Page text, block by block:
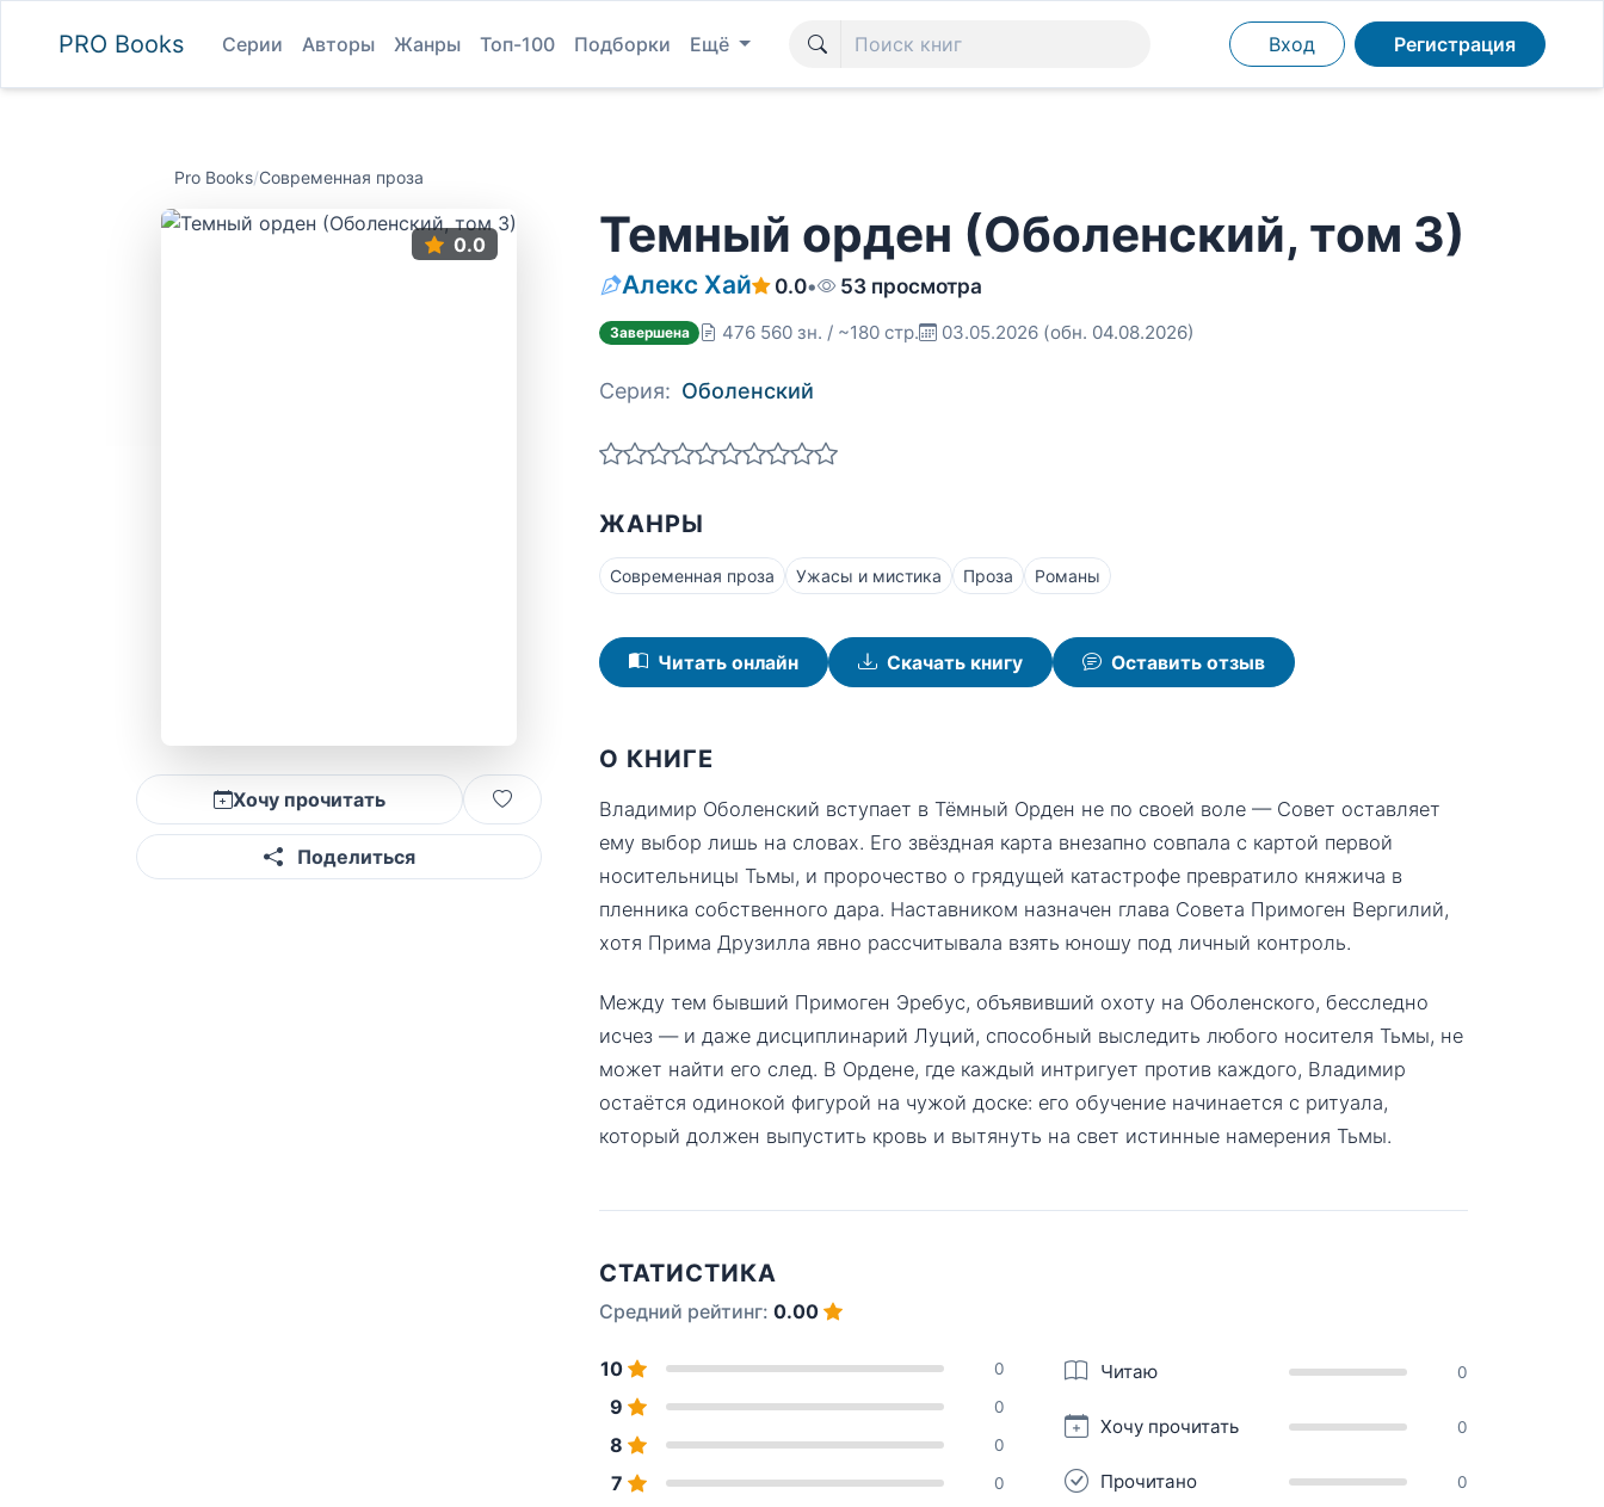
PRO Books Серии Авторы Жанры Топ-100 Подборки Ещё Вход Регистрация
Pro Books/Современная проза
0.0
Хочу прочитать
Поделиться
Темный орден (Оболенский, том 3)
Алекс Хай 0.0• 53 просмотра
Завершена 476 560 зн. / ~180 стр. 03.05.2026 (обн. 04.08.2026)
Серия: Оболенский
ЖАНРЫ
Современная проза Ужасы и мистика Проза Романы
Читать онлайн Скачать книгу Оставить отзыв
О КНИГЕ
Владимир Оболенский вступает в Тёмный Орден не по своей воле — Совет оставляет
ему выбор лишь на словах. Его звёздная карта внезапно совпала с картой первой
носительницы Тьмы, и пророчество о грядущей катастрофе превратило княжича в
пленника собственного дара. Наставником назначен глава Совета Примоген Вергилий,
хотя Прима Друзилла явно рассчитывала взять юношу под личный контроль.
Между тем бывший Примоген Эребус, объявивший охоту на Оболенского, бесследно
исчез — и даже дисциплинарий Луций, способный выследить любого носителя Тьмы, не
может найти его след. В Ордене, где каждый интригует против каждого, Владимир
остаётся одинокой фигурой на чужой доске: его обучение начинается с ритуала,
который должен выпустить кровь и вытянуть на свет истинные намерения Тьмы.
СТАТИСТИКА
Средний рейтинг: 0.00
10 0
9 0
8 0
7 0
Читаю 0
Хочу прочитать 0
Прочитано 0